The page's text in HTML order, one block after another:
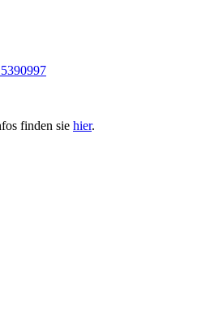
finden sie hier.